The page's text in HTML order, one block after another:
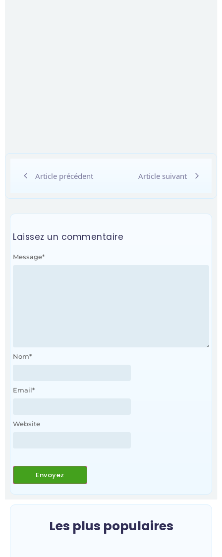
Article précédent Article suivant
Laissez un commentaire
Message*
Nom*
Email*
Website
Les plus populaires